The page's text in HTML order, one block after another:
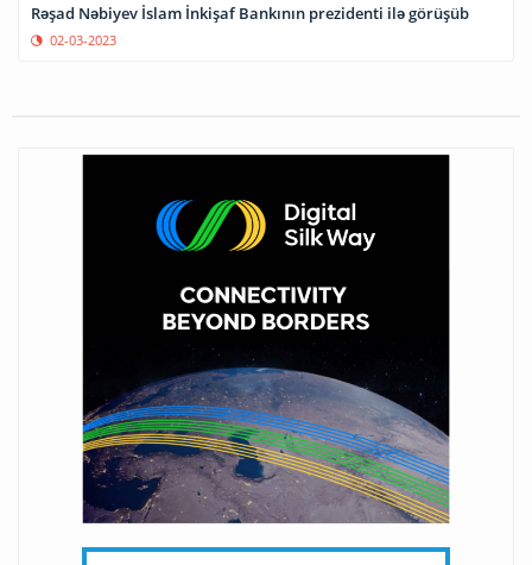
Rəşad Nəbiyev İslam İnkişaf Bankının prezidenti ilə görüşüb
02-03-2023